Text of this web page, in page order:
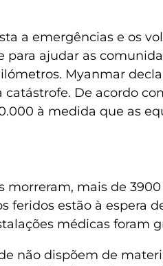
a emergências e os
ajudar as
Myanmar
De acordo
à medida que as
morreram, mais de
feridos estão à espera
médicas foram
não dispõem de